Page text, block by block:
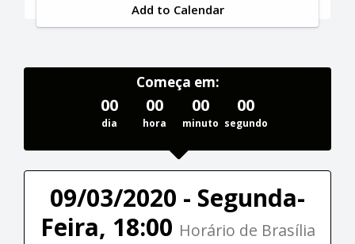
Add to Calendar
Começa em:
00
dia
00
hora
00
minuto
00
segundo
09/03/2020 - Segunda-
Feira, 18:00 Horário de Brasília